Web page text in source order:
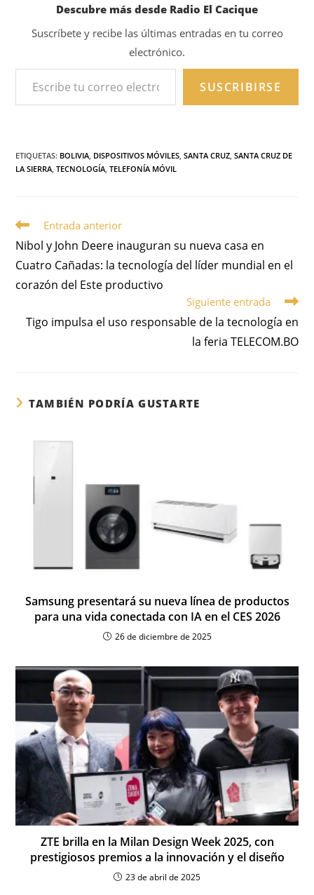
Descubre más desde Radio El Cacique
Suscríbete y recibe las últimas entradas en tu correo
electrónico.
SUSCRIBIRSE
ETIQUETAS: BOLIVIA DISPOSITIVOS MÓVILES SANTA CRUZ SANTA CRUZ DE
LA SIERRA TECNOLOGÍA TELEFONÍA MÓVIL
Entrada anterior
Nibol y John Deere inauguran su nueva casa en
Cuatro Cañadas: la tecnología del líder mundial en el
corazón del Este productivo
Siguiente entrada
Tigo impulsa el uso responsable de la tecnología en
la feria TELECOM.BO
TAMBIÉN PODRÍA GUSTARTE
Samsung presentará su nueva línea de productos
para una vida conectada con IA en el CES 2026
26 de diciembre de 2025
ZTE brilla en la Milan Design Week 2025, con
prestigiosos premios a la innovación y el diseño
23 de abril de 2025